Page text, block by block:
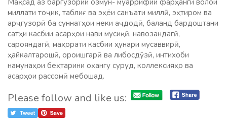
миллати тоҷик, таблиғ ва эҳёи санъати миллӣ, эҳтиром ва
арҷгузорӣ ба суннатҳои неки аҷдодӣ, баланд бардоштани
сатҳи касбии асарҳои нави мусиқӣ, навозандагӣ,
сарояндагӣ, маҳорати касбии ҳунари мусаввирӣ,
ҳайкалтарошӣ, ороишгарӣ ва либосдӯзӣ, интихоби
намунаҳои беҳтарини оҳангу суруд, коллексияҳо ва
асарҳои рассомӣ мебошад.
Please follow and like us: